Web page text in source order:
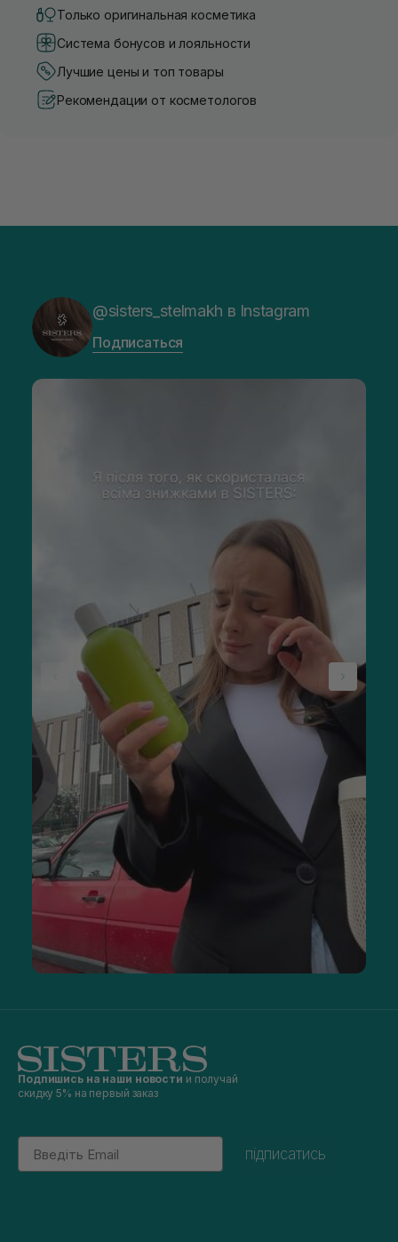
Только оригинальная косметика
Система бонусов и лояльности
Лучшие цены и топ товары
Рекомендации от косметологов
@sisters_stelmakh в Instagram
Подписаться
Подпишись на наши новости и получай
скидку 5% на первый заказ
Email
підписатись